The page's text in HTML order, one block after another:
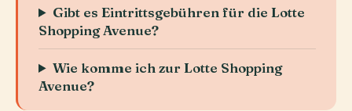
Gibt es Eintrittsgebühren für die Lotte
Shopping Avenue?
Wie komme ich zur Lotte Shopping
Avenue?